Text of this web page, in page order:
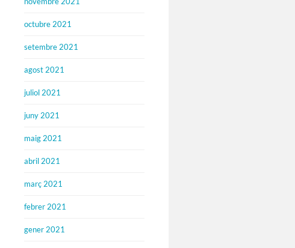
octubre 2021
setembre 2021
agost 2021
juliol 2021
juny 2021
maig 2021
abril 2021
març 2021
febrer 2021
gener 2021